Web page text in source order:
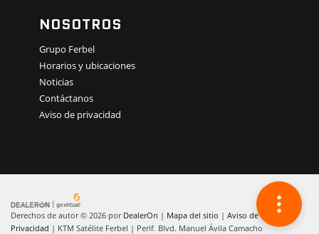
NOSOTROS
Grupo Ferbel
Horarios y ubicaciones
Noticias
Contáctanos
Aviso de privacidad
Derechos de autor © 2026 por DealerOn | Mapa del sitio | Aviso de
Privacidad | KTM Satélite Ferbel | Perif. Blvd. Manuel Ávila Camacho